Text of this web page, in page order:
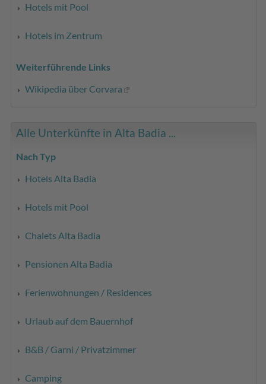
Hotels mit Pool
Hotels im Zentrum
Weiterführende Links
Wikipedia über Corvara
Alle Unterkünfte in Alta Badia ...
Nach Typ
Hotels Alta Badia
Hotels mit Pool
Chalets Alta Badia
Pensionen Alta Badia
Ferienwohnungen / Residences
Urlaub auf dem Bauernhof
B&B / Garni / Privatzimmer
Camping